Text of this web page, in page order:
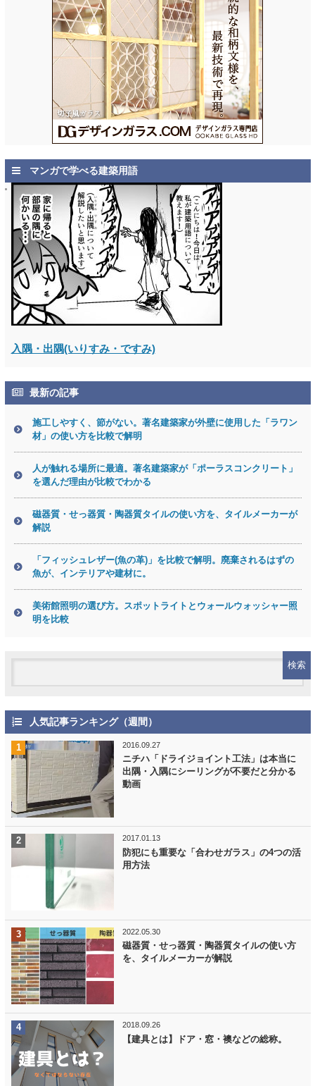
マンガで学べる建築用語
入隅・出隅(いりすみ・ですみ)
最新の記事
施工しやすく、節がない。著名建築家が外壁に使用した「ラワン
材」の使い方を比較で解明
人が触れる場所に最適。著名建築家が「ポーラスコンクリート」
を選んだ理由が比較でわかる
磁器質・せっ器質・陶器質タイルの使い方を、タイルメーカーが
解説
「フィッシュレザー(魚の革)」を比較で解明。廃棄されるはずの
魚が、インテリアや建材に。
美術館照明の選び方。スポットライトとウォールウォッシャー照
明を比較
人気記事ランキング（週間）
2016.09.27
ニチハ「ドライジョイント工法」は本当に
出隅・入隅にシーリングが不要だと分かる
動画
2017.01.13
防犯にも重要な「合わせガラス」の4つの活
用方法
2022.05.30
磁器質・せっ器質・陶器質タイルの使い方
を、タイルメーカーが解説
2018.09.26
【建具とは】ドア・窓・襖などの総称。